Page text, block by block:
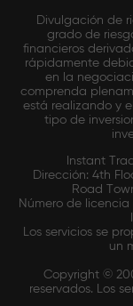
Divulgación de
grado de
financieros
rápidamente
en la
comprenda
está realizando y
tipo de
Instant
Dirección: 4th
Road
Número de
Los servicios se
un
Copyright ©
reservados. Los